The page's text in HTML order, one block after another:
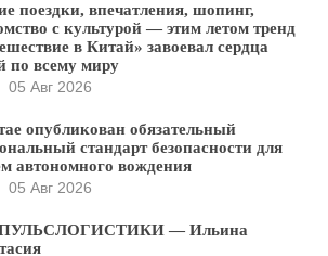
поездки, впечатления, шопинг,
с культурой — этим летом тренд
в Китай» завоевал сердца
по всему миру
05 Авг 2026
опубликован обязательный
стандарт безопасности для
автономного вождения
05 Авг 2026
— Ильина